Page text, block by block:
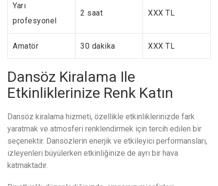
Yarı
profesyonel
2 saat XXX TL
Amatör 30 dakika XXX TL
Dansöz Kiralama Ile
Etkinliklerinize Renk Katın
Dansöz kiralama hizmeti, özellikle etkinliklerinizde fark
yaratmak ve atmosferi renklendirmek için tercih edilen bir
seçenektir. Dansözlerin enerjik ve etkileyici performansları,
izleyenleri büyülerken etkinliğinize de ayrı bir hava
katmaktadır.